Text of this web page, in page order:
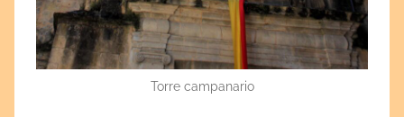
Torre campanario